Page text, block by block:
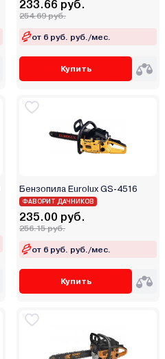
233.66 руб.
254.69 руб.
от 6 руб. руб./мес.
Купить
Бензопила Eurolux GS-4516
ФАВОРИТ ДАЧНИКОВ
235.00 руб.
256.15 руб.
от 6 руб. руб./мес.
Купить